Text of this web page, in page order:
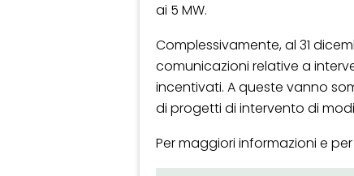
ai 5 MW.
Complessivamente, al 31
comunicazioni relative a
incentivati. A queste vanno
di progetti di intervento di
Per maggiori informazioni e